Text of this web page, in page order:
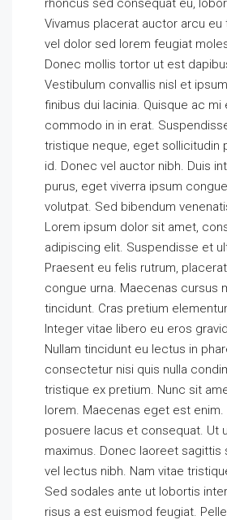
rhoncus sed consequat eu,
Vivamus placerat auctor arcu eu
vel dolor sed lorem feugiat
Donec mollis tortor ut est
Vestibulum convallis nisl et
finibus dui lacinia. Quisque ac
commodo in in erat.
tristique neque, eget sollicitudin
id. Donec vel auctor nibh. Duis
purus, eget viverra ipsum
volutpat. Sed bibendum
Lorem ipsum dolor sit amet,
adipiscing elit. Suspendisse et
Praesent eu felis rutrum,
congue urna. Maecenas cursus
tincidunt. Cras pretium
Integer vitae libero eu eros
Nullam tincidunt eu lectus in
consectetur nisi quis nulla
tristique ex pretium. Nunc sit
lorem. Maecenas eget est
posuere lacus et consequat. Ut
maximus. Donec laoreet sagittis
vel lectus nibh. Nam vitae
Sed sodales ante ut lobortis
risus a est euismod feugiat.